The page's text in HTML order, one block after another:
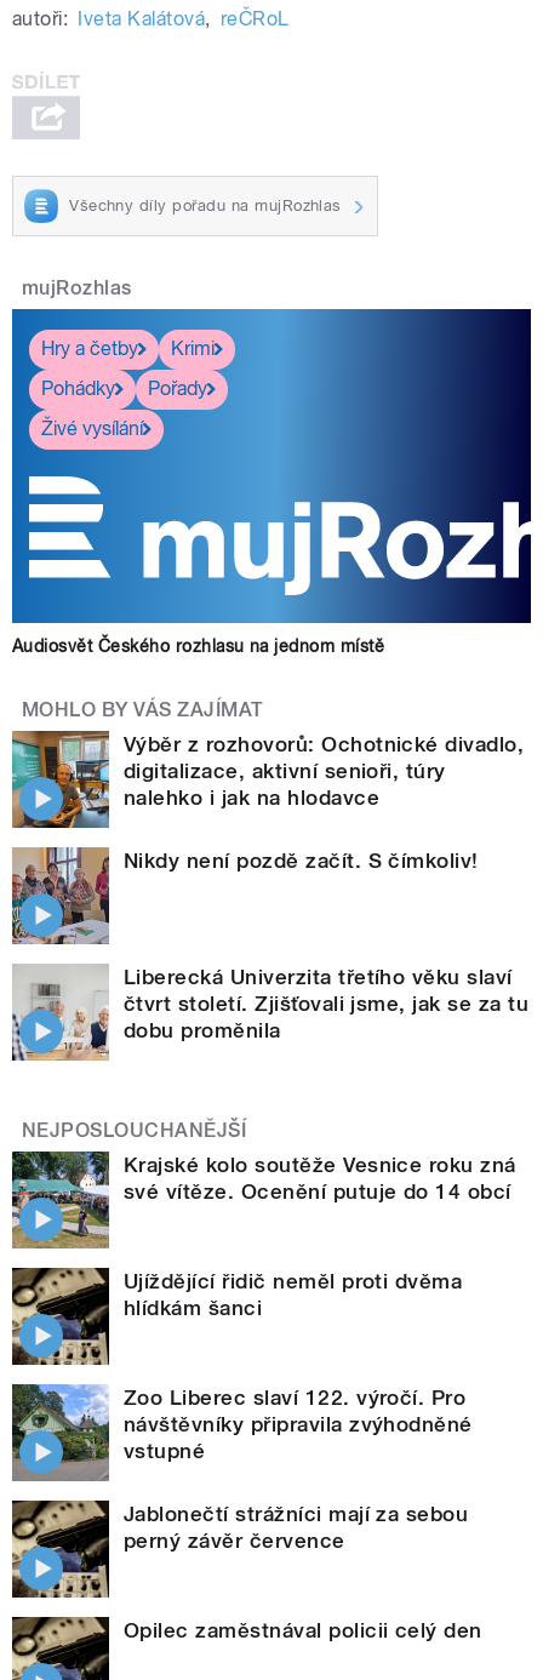
autoři: Iveta Kalátová, reČRoL
Všechny díly pořadu na mujRozhlas
mujRozhlas
Hry a četby
Krimi
Pohádky
Pořady
Živé vysílání
Audiosvět Českého rozhlasu na jednom místě
MOHLO BY VÁS ZAJÍMAT
Výběr z rozhovorů: Ochotnické divadlo,
digitalizace, aktivní senioři, túry
nalehko i jak na hlodavce
Nikdy není pozdě začít. S čímkoliv!
Liberecká Univerzita třetího věku slaví
čtvrt století. Zjišťovali jsme, jak se za tu
dobu proměnila
NEJPOSLOUCHANĚJŠÍ
Krajské kolo soutěže Vesnice roku zná
své vítěze. Ocenění putuje do 14 obcí
Ujíždějící řidič neměl proti dvěma
hlídkám šanci
Zoo Liberec slaví 122. výročí. Pro
návštěvníky připravila zvýhodněné
vstupné
Jablonečtí strážníci mají za sebou
perný závěr července
Opilec zaměstnával policii celý den